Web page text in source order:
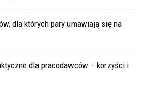
dla których pary umawiają się na
dla pracodawców – korzyści i